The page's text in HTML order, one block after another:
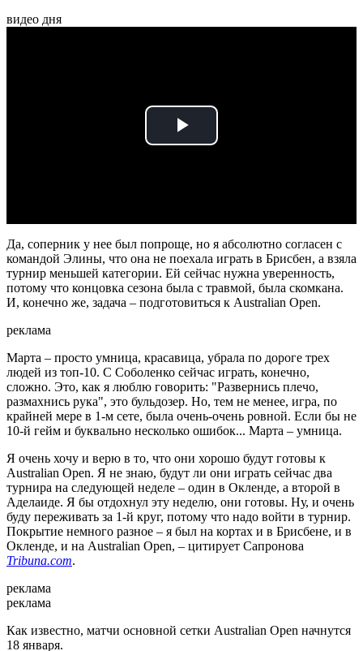
видео дня
Play
Да, соперник у нее был попроще, но я абсолютно согласен с
командой Элины, что она не поехала играть в Брисбен, а взяла
турнир меньшей категории. Ей сейчас нужна уверенность,
потому что концовка сезона была с травмой, была скомкана.
И, конечно же, задача – подготовиться к Australian Open.
реклама
Марта – просто умница, красавица, убрала по дороге трех
людей из топ-10. С Соболенко сейчас играть, конечно,
сложно. Это, как я люблю говорить: "Развернись плечо,
размахнись рука", это бульдозер. Но, тем не менее, игра, по
крайней мере в 1-м сете, была очень-очень ровной. Если бы не
10-й гейм и буквально несколько ошибок... Марта – умница.
Я очень хочу и верю в то, что они хорошо будут готовы к
Australian Open. Я не знаю, будут ли они играть сейчас два
турнира на следующей неделе – один в Окленде, а второй в
Аделаиде. Я бы отдохнул эту неделю, они готовы. Ну, и очень
буду переживать за 1-й круг, потому что надо войти в турнир.
Покрытие немного разное – я был на кортах и в Брисбене, и в
Окленде, и на Australian Open, – цитирует Сапронова
Tribuna.com.
реклама
реклама
Как известно, матчи основной сетки Australian Open начнутся
18 января.